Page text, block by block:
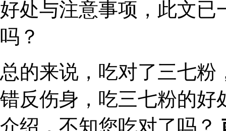
好处与注意事项，此文已
吗？
总的来说，吃对了三七
错反伤身，吃三七粉的好
介绍，不知您吃对了吗？